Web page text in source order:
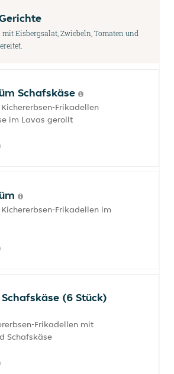
Eisbergsalat, Zwiebeln, Tomaten und
Schafskäse
Frikadellen
im Lavas gerollt
Frikadellen im
(6 Stück)
Frikadellen mit
Schafskäse